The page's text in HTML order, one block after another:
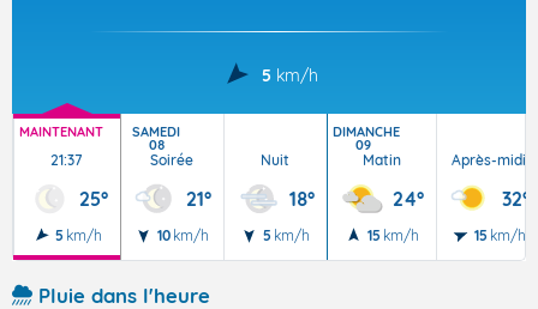
5 km/h
MAINTENANT
21:37
25°
5 km/h
SAMEDI
08
Soirée
21°
10 km/h
Nuit
18°
5 km/h
DIMANCHE
09
Matin
24°
15 km/h
Après-midi
32°
15 km/h
Pluie dans l'heure